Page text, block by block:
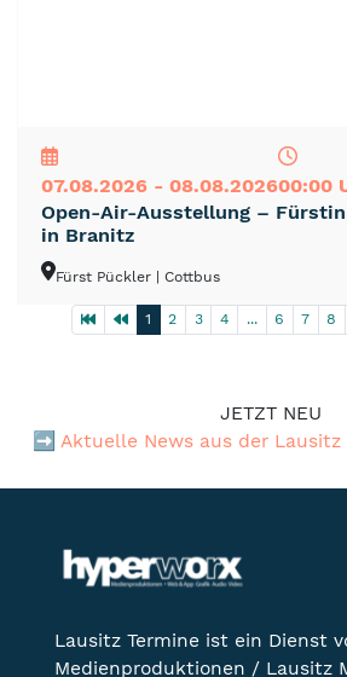
07.08.2026 - 08.08.202600:00
Open-Air-Ausstellung –
in Branitz
Fürst Pückler | Cottbus
1 2 3 4 ... 6 7 8
JETZT NEU
➡️ Aktuelle News aus der
Lausitz Termine ist ein Dienst
Medienproduktionen / Lausitz